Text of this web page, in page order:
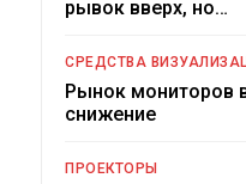
рывок вверх, но…
СРЕДСТВА
Рынок мониторов
снижение
ПРОЕКТОРЫ